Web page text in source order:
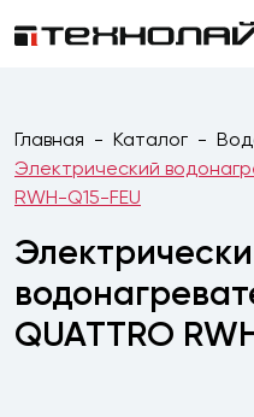
Главная Каталог
Электрический
RWH-Q15-FEU
QUATTRO